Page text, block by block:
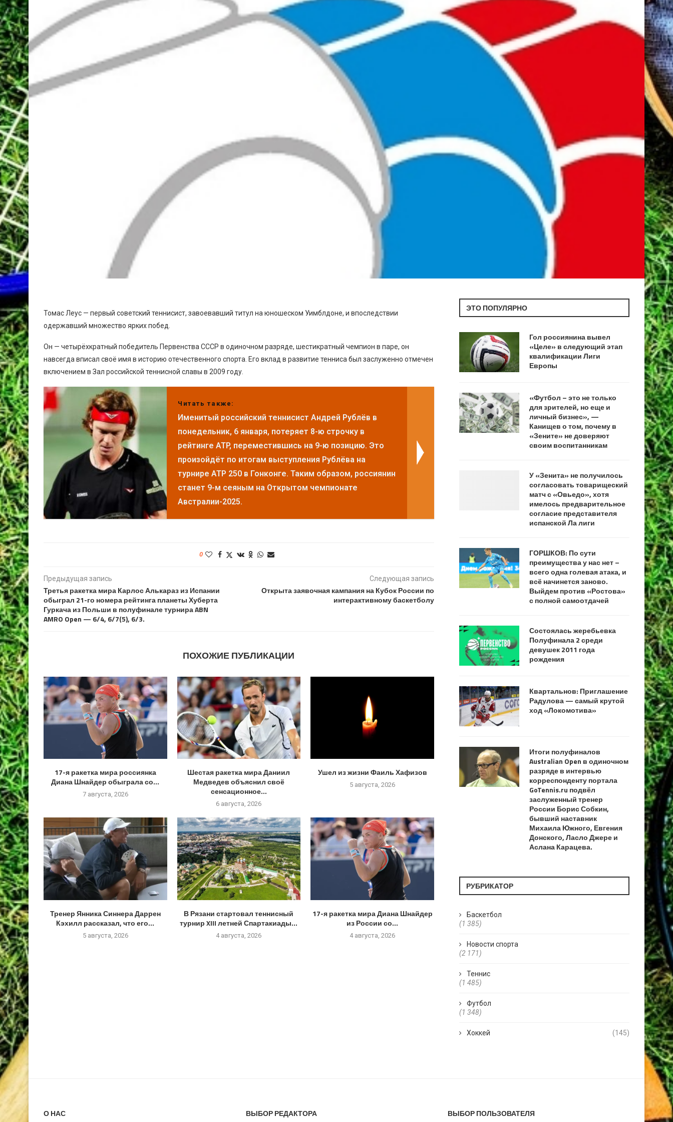
Томас Леус — первый советский теннисист, завоевавший титул на юношеском Уимблдоне, и впоследствии
одержавший множество ярких побед.
Он — четырёхкратный победитель Первенства СССР в одиночном разряде, шестикратный чемпион в паре, он
навсегда вписал своё имя в историю отечественного спорта. Его вклад в развитие тенниса был заслуженно отмечен
включением в Зал российской теннисной славы в 2009 году.
Читать также:
Именитый российский теннисист Андрей Рублёв в
понедельник, 6 января, потеряет 8-ю строчку в
рейтинге ATP, переместившись на 9-ю позицию. Это
произойдёт по итогам выступления Рублёва на
турнире ATP 250 в Гонконге. Таким образом, россиянин
станет 9-м сеяным на Открытом чемпионате
Австралии-2025.
0
Предыдущая запись
Третья ракетка мира Карлос Алькараз из Испании
обыграл 21-го номера рейтинга планеты Хуберта
Гуркача из Польши в полуфинале турнира ABN
AMRO Open — 6/4, 6/7(5), 6/3.
Следующая запись
Открыта заявочная кампания на Кубок России по
интерактивному баскетболу
ПОХОЖИЕ ПУБЛИКАЦИИ
17-я ракетка мира россиянка
Диана Шнайдер обыграла со...
7 августа, 2026
Шестая ракетка мира Даниил
Медведев объяснил своё
сенсационное...
6 августа, 2026
Ушел из жизни Фаиль Хафизов
5 августа, 2026
Тренер Янника Синнера Даррен
Кэхилл рассказал, что его...
5 августа, 2026
В Рязани стартовал теннисный
турнир XIII летней Спартакиады...
4 августа, 2026
17-я ракетка мира Диана Шнайдер
из России со...
4 августа, 2026
ЭТО ПОПУЛЯРНО
Гол россиянина вывел
«Целе» в следующий этап
квалификации Лиги
Европы
«Футбол – это не только
для зрителей, но еще и
личный бизнес», —
Канищев о том, почему в
«Зените» не доверяют
своим воспитанникам
У «Зенита» не получилось
согласовать товарищеский
матч с «Овьедо», хотя
имелось предварительное
согласие представителя
испанской Ла лиги
ГОРШКОВ: По сути
преимущества у нас нет –
всего одна голевая атака, и
всё начинется заново.
Выйдем против «Ростова»
с полной самоотдачей
Состоялась жеребьевка
Полуфинала 2 среди
девушек 2011 года
рождения
Квартальнов: Приглашение
Радулова — самый крутой
ход «Локомотива»
Итоги полуфиналов
Australian Open в одиночном
разряде в интервью
корреспонденту портала
GoTennis.ru подвёл
заслуженный тренер
России Борис Собкин,
бывший наставник
Михаила Южного, Евгения
Донского, Ласло Джере и
Аслана Карацева.
РУБРИКАТОР
Баскетбол
(1 385)
Новости спорта
(2 171)
Теннис
(1 485)
Футбол
(1 348)
Хоккей (145)
О НАС ВЫБОР РЕДАКТОРА ВЫБОР ПОЛЬЗОВАТЕЛЯ